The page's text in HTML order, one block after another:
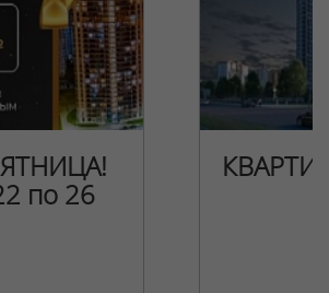
по 26